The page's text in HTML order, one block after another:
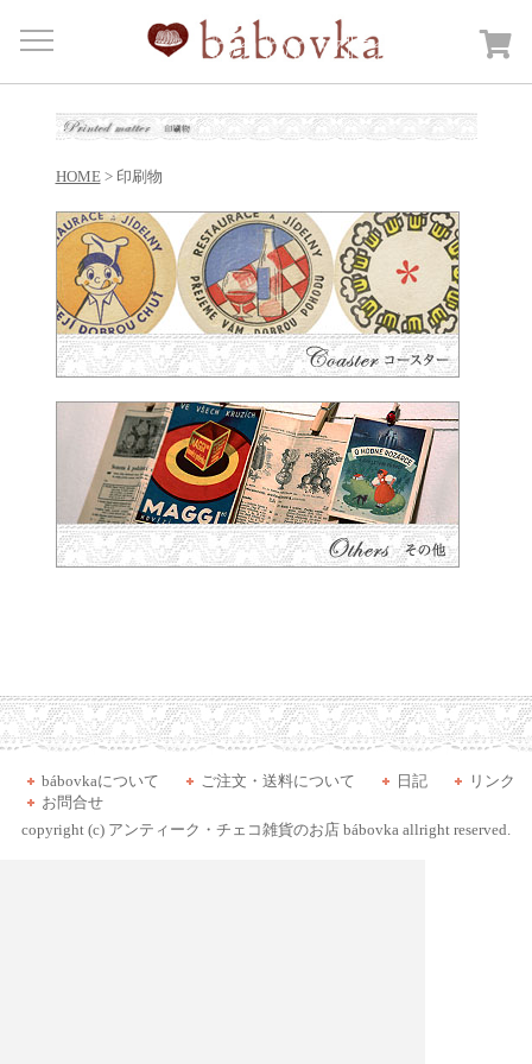
Menu
HOME
商品カテゴリーOpen submenu
カートを見る
日記
bábovkaについて
ご注文・送料について
HOME> 印刷物
bábovkaについて ご注文・送料について 日記
リンク
お問合せ
copyright (c) アンティーク・チェコ雑貨のお店 bábovka allright reserved.